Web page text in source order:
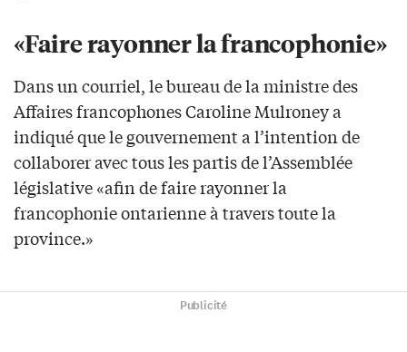
«Faire rayonner la francophonie»
Dans un courriel, le bureau de la ministre des
Affaires francophones Caroline Mulroney a
indiqué que le gouvernement a l’intention de
collaborer avec tous les partis de l’Assemblée
législative «afin de faire rayonner la
francophonie ontarienne à travers toute la
province.»
Publicité